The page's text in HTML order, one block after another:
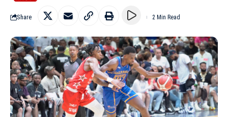
Share 2 Min Read